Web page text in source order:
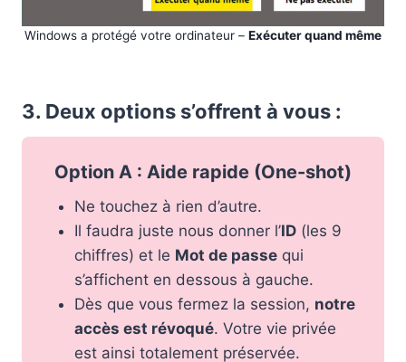
Windows a protégé votre ordinateur – Exécuter quand même
3. Deux options s’offrent à vous :
Option A : Aide rapide (One-shot)
Ne touchez à rien d’autre.
Il faudra juste nous donner l’ID (les 9
chiffres) et le Mot de passe qui
s’affichent en dessous à gauche.
Dès que vous fermez la session, notre
accès est révoqué. Votre vie privée
est ainsi totalement préservée.